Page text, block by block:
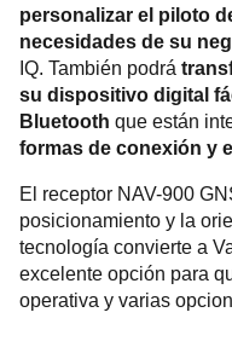
personalizar el piloto
necesidades de su
IQ. También podrá
su dispositivo digital
Bluetooth que están
formas de conexión y
El receptor NAV-900
posicionamiento y la
tecnología convierte a
excelente opción para
operativa y varias